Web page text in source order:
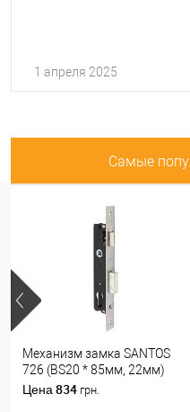
1 апреля 2025
Самые
Механизм замка SANTOS
726 (BS20 * 85мм, 22мм)
матовый хром
Цена 834 грн.